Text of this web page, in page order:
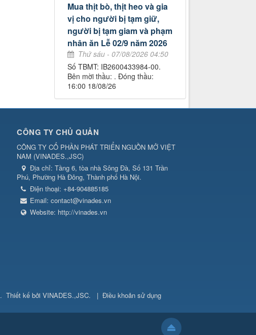
Mua thịt bò, thịt heo và gia
vị cho người bị tạm giữ,
người bị tạm giam và phạm
nhân ăn Lễ 02/9 năm 2026
Thứ sáu - 07/08/2026 04:50
Số TBMT: IB2600433984-00.
Bên mời thầu: . Đóng thầu:
16:00 18/08/26
CÔNG TY CHỦ QUẢN
CÔNG TY CỔ PHẦN PHÁT TRIỂN NGUỒN MỞ VIỆT
NAM (VINADES.,JSC)
Địa chỉ: Tầng 6, tòa nhà Sông Đà, Số 131 Trần
Phú, Phường Hà Đông, Thành phố Hà Nội.
Điện thoại: +84-904885185
Email: contact@vinades.vn
Website: http://vinades.vn
. Thiết kế bởi VINADES.,JSC. | Điều khoản sử dụng